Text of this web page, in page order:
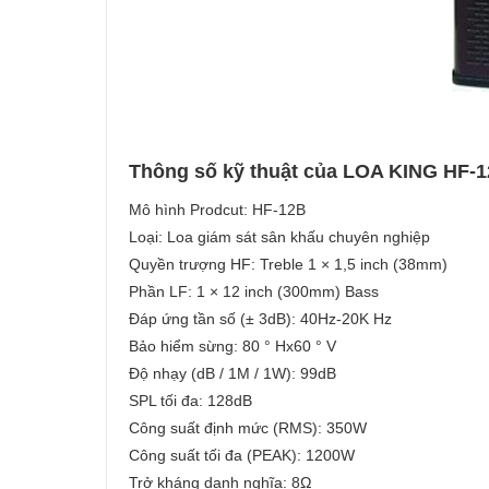
Thông số kỹ thuật của LOA KING HF-
Mô hình Prodcut: HF-12B
Loại: Loa giám sát sân khấu chuyên nghiệp
Quyền trượng HF: Treble 1 × 1,5 inch (38mm)
Phần LF: 1 × 12 inch (300mm) Bass
Đáp ứng tần số (± 3dB): 40Hz-20K Hz
Bảo hiểm sừng: 80 ° Hx60 ° V
Độ nhạy (dB / 1M / 1W): 99dB
SPL tối đa: 128dB
Công suất định mức (RMS): 350W
Công suất tối đa (PEAK): 1200W
Trở kháng danh nghĩa: 8Ω